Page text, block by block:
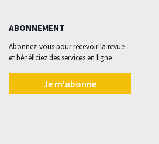
ABONNEMENT
Abonnez-vous pour recevoir la revue
et bénéficiez des services en ligne
Je m'abonne